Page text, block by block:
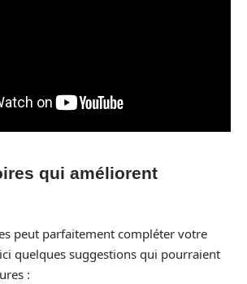
qui améliorent
peut parfaitement compléter votre
quelques suggestions qui pourraient
: